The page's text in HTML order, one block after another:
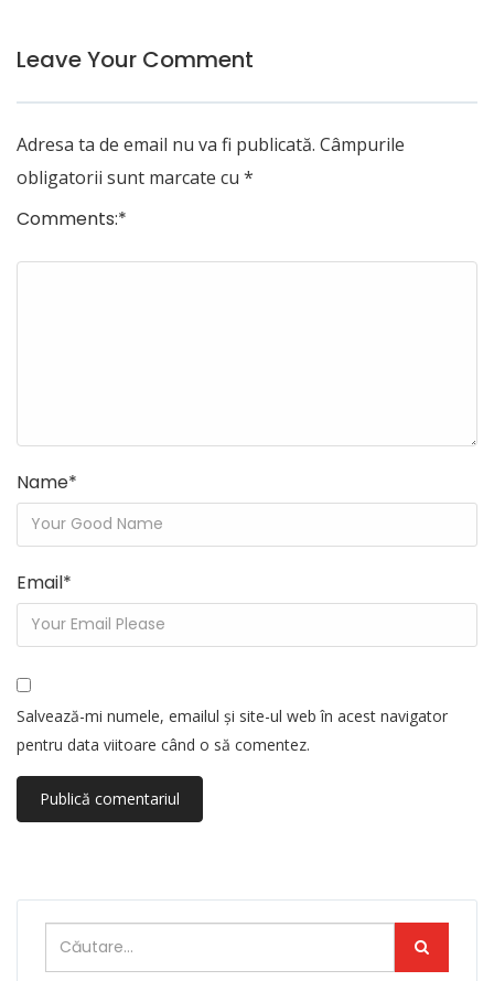
Leave Your Comment
Adresa ta de email nu va fi publicată. Câmpurile
obligatorii sunt marcate cu *
Comments:*
Name*
Email*
Salvează-mi numele, emailul și site-ul web în acest navigator
pentru data viitoare când o să comentez.